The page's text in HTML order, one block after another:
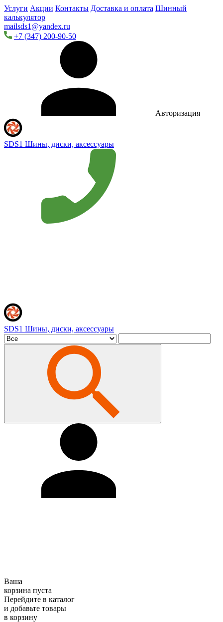
Услуги Акции Контакты Доставка и оплата Шинный
калькулятор
mailsds1@yandex.ru
+7 (347) 200-90-50
Авторизация
SDS1 Шины, диски, аксессуары
SDS1 Шины, диски, аксессуары
Ваша
корзина пуста
Перейдите в каталог
и добавьте товары
в корзину